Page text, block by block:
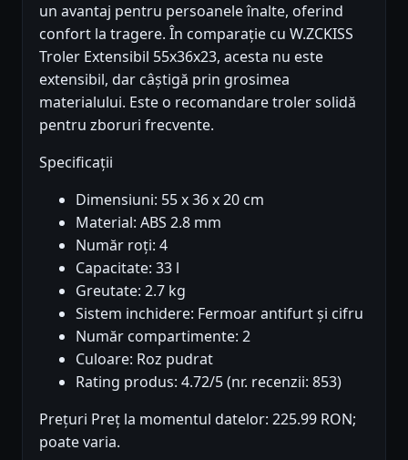
un avantaj pentru persoanele înalte, oferind
confort la tragere. În comparație cu W.ZCKISS
Troler Extensibil 55x36x23, acesta nu este
extensibil, dar câștigă prin grosimea
materialului. Este o recomandare troler solidă
pentru zboruri frecvente.
Specificații
Dimensiuni: 55 x 36 x 20 cm
Material: ABS 2.8 mm
Număr roți: 4
Capacitate: 33 l
Greutate: 2.7 kg
Sistem inchidere: Fermoar antifurt și cifru
Număr compartimente: 2
Culoare: Roz pudrat
Rating produs: 4.72/5 (nr. recenzii: 853)
Prețuri Preț la momentul datelor: 225.99 RON;
poate varia.